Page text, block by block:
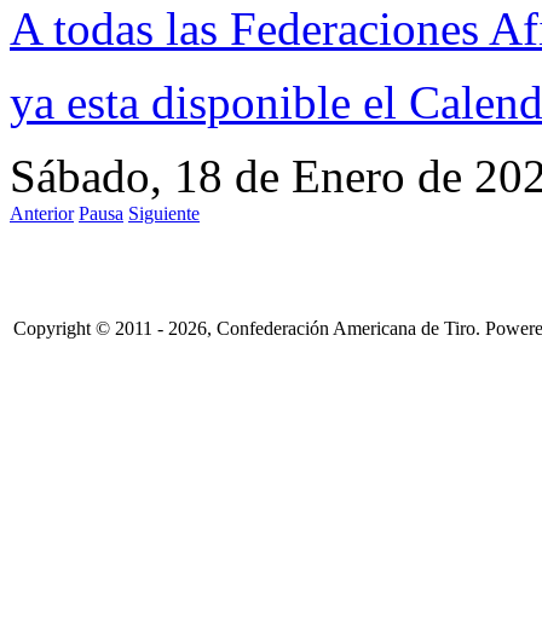
A todas las Federaciones
ya esta disponible el
Sábado, 18 de Enero de
Anterior Pausa Siguiente
Copyright © 2011 - 2026, Confederación Americana de Tiro.